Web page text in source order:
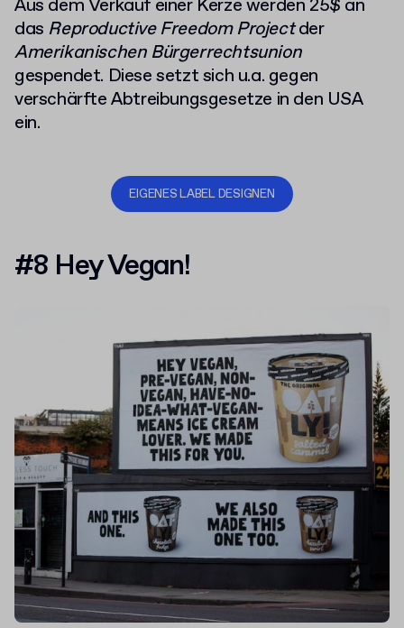
Aus dem Verkauf einer Kerze werden 25$ an
das Reproductive Freedom Projectder
Amerikanischen Bürgerrechtsunion
gespendet. Diese setzt sich u.a. gegen
verschärfte Abtreibungsgesetze in den USA
ein.
EIGENES LABEL DESIGNEN
#8 Hey Vegan!